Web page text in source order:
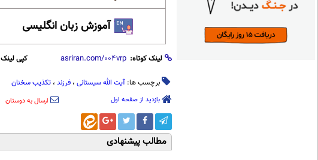
آموزش زبان انگلیسی
لینک کوتاه: کپی لینک
برچسب ها: آیت الله سیستانی ، فرزند ، تکذیب سخنان
بازدید از صفحه اول ارسال به دوستان
مطالب پیشنهادی